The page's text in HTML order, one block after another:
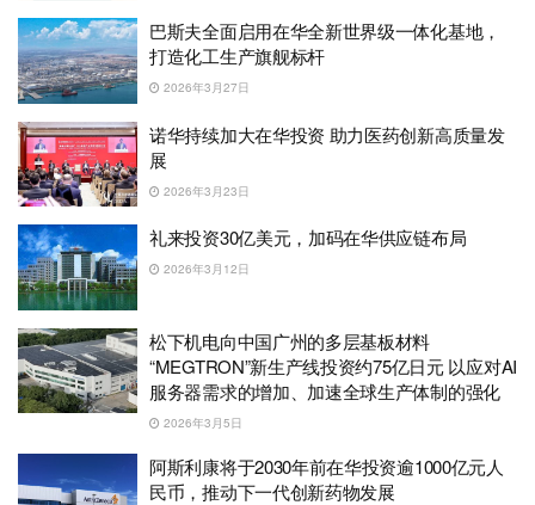
巴斯夫全面启用在华全新世界级一体化基地，
打造化工生产旗舰标杆
2026年3月27日
诺华持续加大在华投资 助力医药创新高质量发
展
2026年3月23日
礼来投资30亿美元，加码在华供应链布局
2026年3月12日
松下机电向中国广州的多层基板材料
“MEGTRON”新生产线投资约75亿日元 以应对AI
服务器需求的增加、加速全球生产体制的强化
2026年3月5日
阿斯利康将于2030年前在华投资逾1000亿元人
民币，推动下一代创新药物发展